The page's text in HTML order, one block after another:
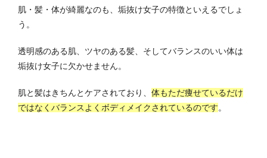
肌・髪・体が綺麗なのも、垢抜け女子の特徴といえるでしょ
う。
透明感のある肌、ツヤのある髪、そしてバランスのいい体は
垢抜け女子に欠かせません。
肌と髪はきちんとケアされており、 体もただ痩せているだけ
ではなくバランスよくボディメイクされているのです。